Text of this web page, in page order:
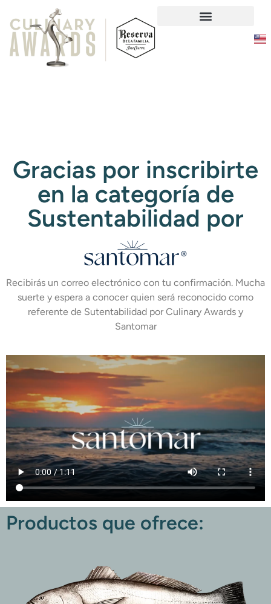
Gracias por inscribirte
en la categoría de
Sustentabilidad por
Recibirás un correo electrónico con tu confirmación. Mucha
suerte y espera a conocer quien será reconocido como
referente de Sutentabilidad por Culinary Awards y
Santomar
Productos que ofrece: